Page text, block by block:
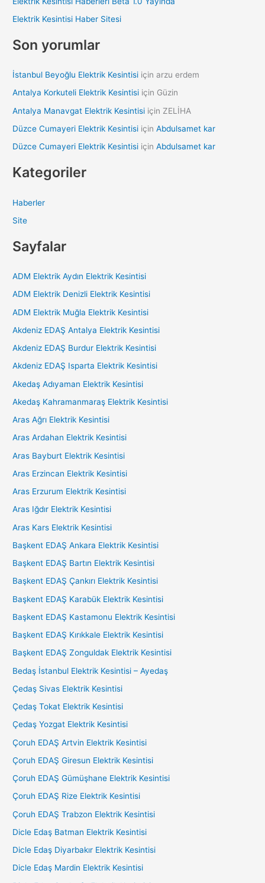
o
rElektrik Kesintisi Haber Sitesi
Son yorumlar
İstanbul Beyoğlu Elektrik Kesintisi içinarzu erdem
Antalya Korkuteli Elektrik Kesintisi için Güzin
Antalya Manavgat Elektrik Kesintisi için ZELİHA
Düzce Cumayeri Elektrik Kesintisi içinAbdulsamet kar
Düzce Cumayeri Elektrik Kesintisi içinAbdulsamet kar
Kategoriler
Haberler
Site
Sayfalar
ADM Elektrik Aydın Elektrik Kesintisi
ADM Elektrik Denizli Elektrik Kesintisi
ADM Elektrik Muğla Elektrik Kesintisi
Akdeniz EDAŞ Antalya Elektrik Kesintisi
Akdeniz EDAŞ Burdur Elektrik Kesintisi
Akdeniz EDAŞ Isparta Elektrik Kesintisi
Akedaş Adıyaman Elektrik Kesintisi
Akedaş Kahramanmaraş Elektrik Kesintisi
Aras Ağrı Elektrik Kesintisi
Aras Ardahan Elektrik Kesintisi
Aras Bayburt Elektrik Kesintisi
Aras Erzincan Elektrik Kesintisi
Aras Erzurum Elektrik Kesintisi
Aras Iğdır Elektrik Kesintisi
Aras Kars Elektrik Kesintisi
Başkent EDAŞ Ankara Elektrik Kesintisi
Başkent EDAŞ Bartın Elektrik Kesintisi
Başkent EDAŞ Çankırı Elektrik Kesintisi
Başkent EDAŞ Karabük Elektrik Kesintisi
Başkent EDAŞ Kastamonu Elektrik Kesintisi
Başkent EDAŞ Kırıkkale Elektrik Kesintisi
Başkent EDAŞ Zonguldak Elektrik Kesintisi
Bedaş İstanbul Elektrik Kesintisi – Ayedaş
Çedaş Sivas Elektrik Kesintisi
Çedaş Tokat Elektrik Kesintisi
Çedaş Yozgat Elektrik Kesintisi
Çoruh EDAŞ Artvin Elektrik Kesintisi
Çoruh EDAŞ Giresun Elektrik Kesintisi
Çoruh EDAŞ Gümüşhane Elektrik Kesintisi
Çoruh EDAŞ Rize Elektrik Kesintisi
Çoruh EDAŞ Trabzon Elektrik Kesintisi
Dicle Edaş Batman Elektrik Kesintisi
Dicle Edaş Diyarbakır Elektrik Kesintisi
Dicle Edaş Mardin Elektrik Kesintisi